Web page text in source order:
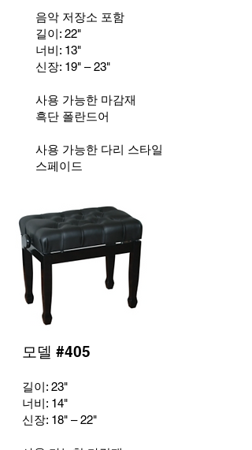
음악 저장소 포함
길이: 22"
너비: 13"
신장: 19" – 23"
사용 가능한 마감재
흑단 폴란드어
사용 가능한 다리 스타일
스페이드
모델 #405
길이: 23"
너비: 14"
신장: 18" – 22"